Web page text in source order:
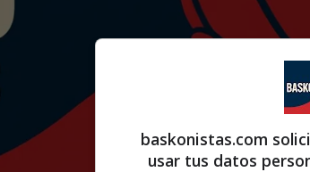
baskonistas.com
usar tus datos